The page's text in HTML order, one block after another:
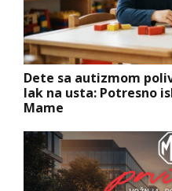
Dete sa autizmom
lak na usta: Potresno
Mame